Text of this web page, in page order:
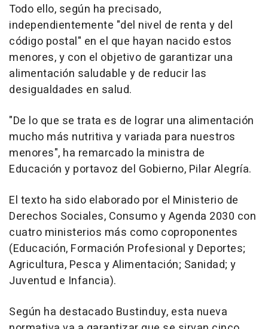
Todo ello, según ha precisado,
independientemente "del nivel de renta y del
código postal" en el que hayan nacido estos
menores, y con el objetivo de garantizar una
alimentación saludable y de reducir las
desigualdades en salud.
"De lo que se trata es de lograr una alimentación
mucho más nutritiva y variada para nuestros
menores", ha remarcado la ministra de
Educación y portavoz del Gobierno, Pilar Alegría.
El texto ha sido elaborado por el Ministerio de
Derechos Sociales, Consumo y Agenda 2030 con
cuatro ministerios más como coproponentes
(Educación, Formación Profesional y Deportes;
Agricultura, Pesca y Alimentación; Sanidad; y
Juventud e Infancia).
Según ha destacado Bustinduy, esta nueva